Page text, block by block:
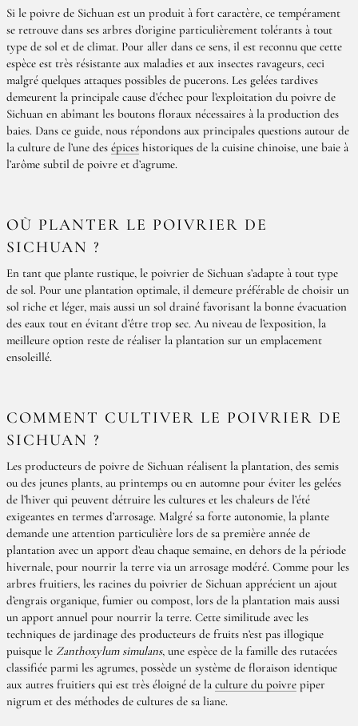
Si le poivre de Sichuan est un produit à fort caractère, ce tempérament
se retrouve dans ses arbres d’origine particulièrement tolérants à tout
type de sol et de climat. Pour aller dans ce sens, il est reconnu que cette
espèce est très résistante aux maladies et aux insectes ravageurs, ceci
malgré quelques attaques possibles de pucerons. Les gelées tardives
demeurent la principale cause d’échec pour l’exploitation du poivre de
Sichuan en abîmant les boutons floraux nécessaires à la production des
baies. Dans ce guide, nous répondons aux principales questions autour de
la culture de l’une des épices historiques de la cuisine chinoise, une baie à
l’arôme subtil de poivre et d’agrume.
OÙ PLANTER LE POIVRIER DE
SICHUAN ?
En tant que plante rustique, le poivrier de Sichuan s’adapte à tout type
de sol. Pour une plantation optimale, il demeure préférable de choisir un
sol riche et léger, mais aussi un sol drainé favorisant la bonne évacuation
des eaux tout en évitant d’être trop sec. Au niveau de l’exposition, la
meilleure option reste de réaliser la plantation sur un emplacement
ensoleillé.
COMMENT CULTIVER LE POIVRIER DE
SICHUAN ?
Les producteurs de poivre de Sichuan réalisent la plantation, des semis
ou des jeunes plants, au printemps ou en automne pour éviter les gelées
de l’hiver qui peuvent détruire les cultures et les chaleurs de l’été
exigeantes en termes d’arrosage. Malgré sa forte autonomie, la plante
demande une attention particulière lors de sa première année de
plantation avec un apport d’eau chaque semaine, en dehors de la période
hivernale, pour nourrir la terre via un arrosage modéré. Comme pour les
arbres fruitiers, les racines du poivrier de Sichuan apprécient un ajout
d’engrais organique, fumier ou compost, lors de la plantation mais aussi
un apport annuel pour nourrir la terre. Cette similitude avec les
techniques de jardinage des producteurs de fruits n’est pas illogique
puisque le Zanthoxylum simulans, une espèce de la famille des rutacées
classifiée parmi les agrumes, possède un système de floraison identique
aux autres fruitiers qui est très éloigné de la culture du poivre piper
nigrum et des méthodes de cultures de sa liane.